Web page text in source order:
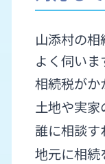
山添村の
よく伺いま
相続税がか
土地や実
誰に相談す
地元に相続